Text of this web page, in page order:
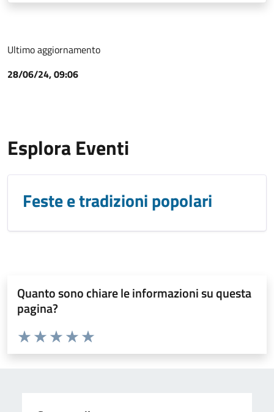
Ultimo aggiornamento
28/06/24, 09:06
Esplora Eventi
Feste e tradizioni popolari
Quanto sono chiare le informazioni su questa
pagina?
Valuta da 1 a 5 stelle la pagina
Valuta 5 stelle su 5
Valuta 4 stelle su 5
Valuta 3 stelle su 5
Valuta 2 stelle su 5
Valuta 1 stelle su 5